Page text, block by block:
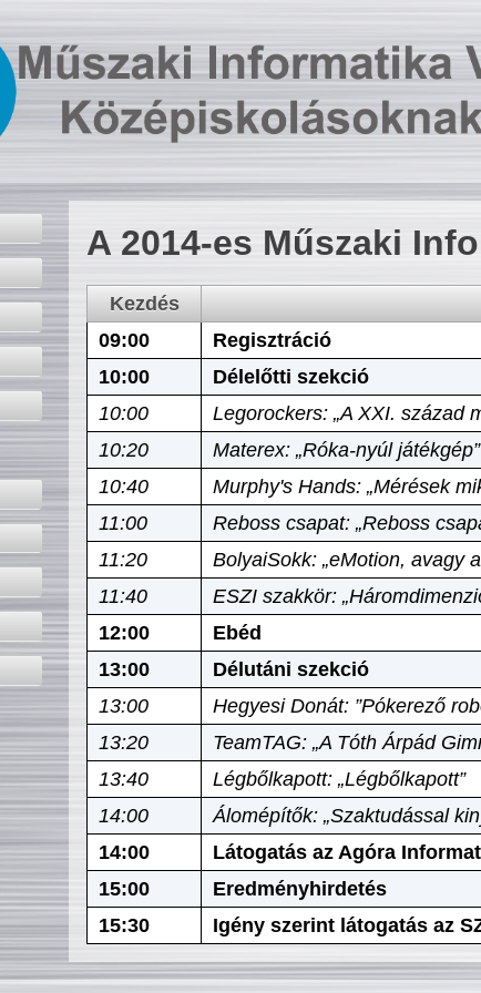
A 2014-es Műszaki
Kezdés
09:00
Regisztráció
10:00
Délelőtti szekció
10:00
Legorockers: „A XXI. század
10:20
Materex: „Róka-nyúl játékgép”
10:40
Murphy's Hands: „Mérések
11:00
Reboss csapat: „Reboss
11:20
BolyaiSokk: „eMotion, avagy
11:40
ESZI szakkör:
12:00
Ebéd
13:00
Délutáni szekció
13:00
Hegyesi Donát: ”Pókerező
13:20
TeamTAG: „A Tóth Árpád
13:40
Légbőlkapott: „Légbőlkapott”
14:00
Álomépítők: „Szaktudással
14:00
Látogatás az Agóra
15:00
Eredményhirdetés
15:30
Igény szerint látogatás az